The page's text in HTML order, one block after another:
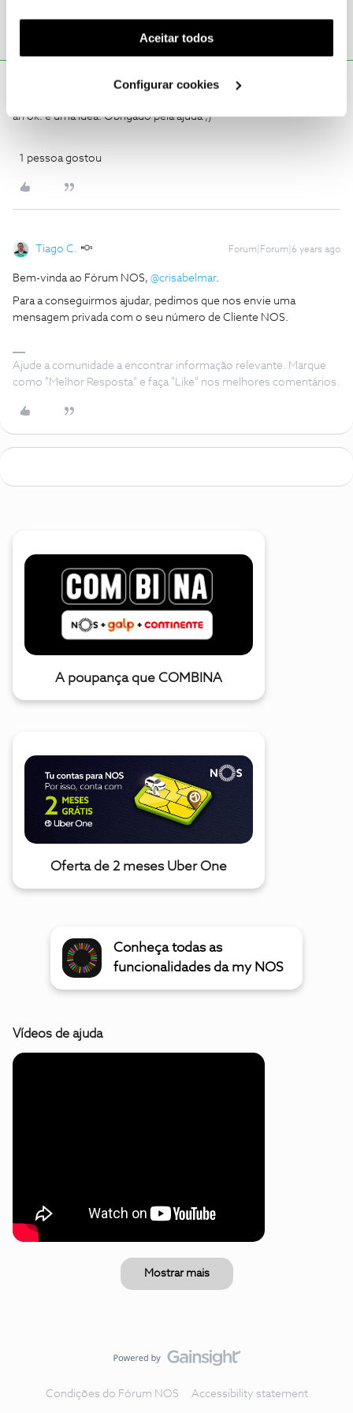
funcionalidade) e adaptar anúncios aos seus interesses
(cookies de publicidade personalizada). Pode gerir a
utilização dos cookies clicando em "Configurar
Aceitar todos
Configurar cookies
AUTOR Forum|Forum|6 years ago
ah ok. é uma idea. Obrigado pela ajuda ;)
1 pessoa gostou
Tiago C. Forum|Forum|6 years ago
Bem-vinda ao Fórum NOS, @crisabelmar.
Para a conseguirmos ajudar, pedimos que nos envie uma
mensagem privada com o seu número de Cliente NOS.
Ajude a comunidade a encontrar informação relevante. Marque
como "Melhor Resposta" e faça "Like" nos melhores comentários.
A poupança que COMBINA
Oferta de 2 meses Uber One
Conheça todas as
funcionalidades da my NOS
Vídeos de ajuda
Mostrar mais
Condições do Fórum NOS Accessibility statement